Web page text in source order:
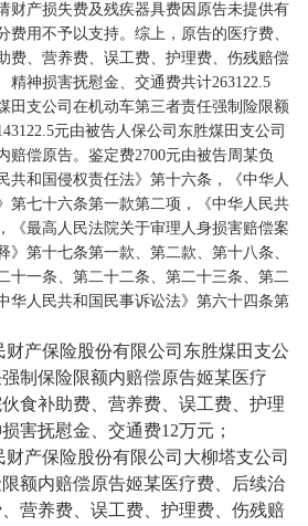
财产损失费及残疾器具费因原告未提供有
费用不予以支持。综上，原告的医疗费、
费、营养费、误工费、护理费、伤残赔偿
精神损害抚慰金、交通费共计263122.5
田支公司在机动车第三者责任强制险限额
元由被告人保公司东胜煤田支公司
赔偿原告。鉴定费2700元由被告周某负
共和国侵权责任法》第十六条，《中华人
第七十六条第一款第二项，《中华人民共
《最高人民法院关于审理人身损害赔偿案
》第十七条第一款、第二款、第十八条、
十一条、第二十二条、第二十三条、第二
华人民共和国民事诉讼法》第六十四条第
产保险股份有限公司东胜煤田支公
制保险限额内赔偿原告姬某医疗
食补助费、营养费、误工费、护理
害抚慰金、交通费12万元；
产保险股份有限公司大柳塔支公司
额内赔偿原告姬某医疗费、后续治
营养费、误工费、护理费、伤残赔